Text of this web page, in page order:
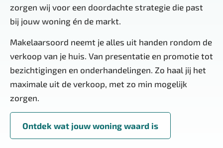
zorgen wij voor een doordachte strategie die past
bij jouw woning én de markt.
Makelaarsoord neemt je alles uit handen rondom de
verkoop van je huis. Van presentatie en promotie tot
bezichtigingen en onderhandelingen. Zo haal jij het
maximale uit de verkoop, met zo min mogelijk
zorgen.
Ontdek wat jouw woning waard is